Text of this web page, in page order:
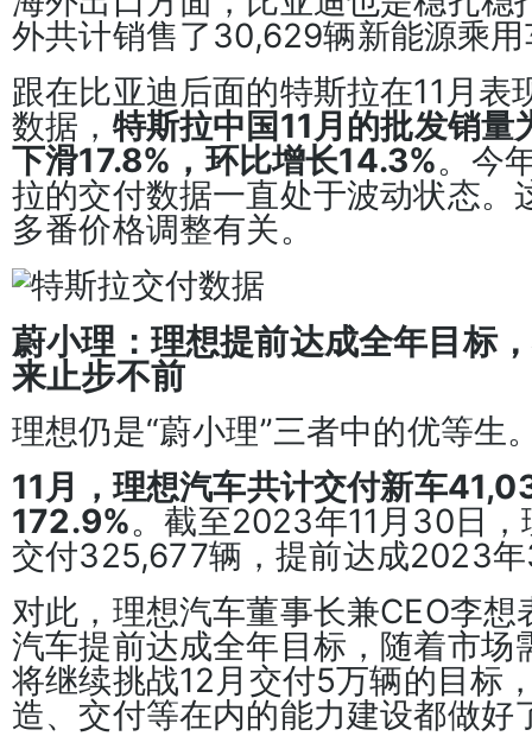
外共计销售了30,629辆新能源乘
跟在比亚迪后面的特斯拉在11月表
数据， 特斯拉中国11月的批发销
下滑17.8%，环比增长14.3%。今
拉的交付数据一直处于波动状态。
多番价格调整有关。
蔚小理：理想提前达成全年目标
来止步不前
理想仍是“蔚小理”三者中的优等生
11月，理想汽车共计交付新车
172.9%。截至2023年11月30日
交付325,677辆，提前达成2023
对此，理想汽车董事长兼CEO李想
汽车提前达成全年目标，随着市场
将继续挑战12月交付5万辆的目标
造、交付等在内的能力建设都做好